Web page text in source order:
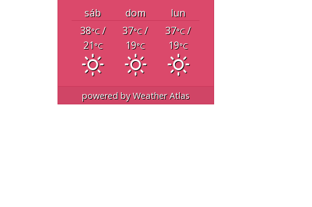
sáb dom
lun
38°C/
21°C
37°C/
19°C
37°C/
19°C
powered byWeather Atlas